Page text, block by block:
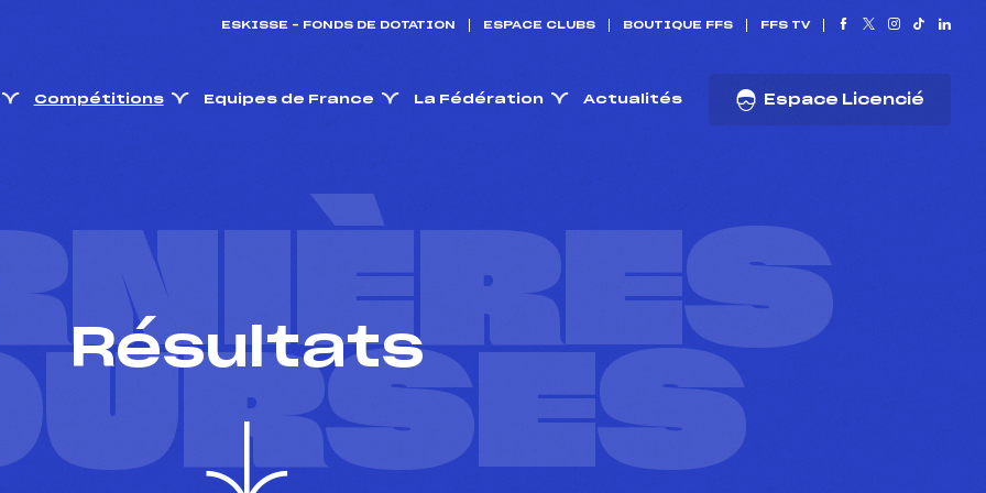
ESKISSE – FONDS DE DOTATION ESPACE CLUBS BOUTIQUE FFS FFS TV
Compétitions Equipes de France La Fédération Actualités Espace Licencié
Résultats